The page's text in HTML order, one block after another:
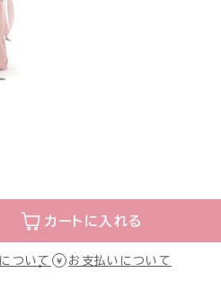
カートに入れる
ついて お支払いについて